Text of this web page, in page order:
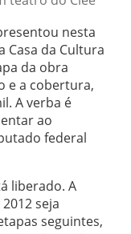
nesta
da Cultura
da obra
e a cobertura,
A verba é
ao
federal
liberado. A
seja
seguintes,